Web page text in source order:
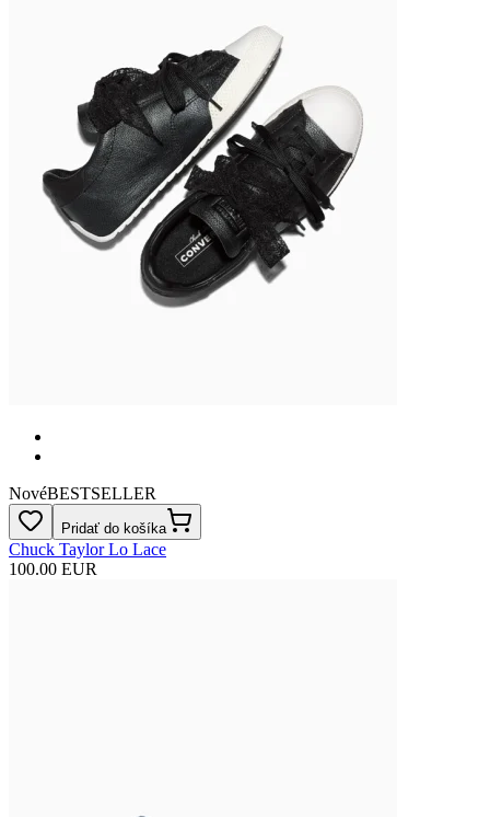
NovéBESTSELLER
Pridať do košíka
Chuck Taylor Lo Lace
100.00 EUR